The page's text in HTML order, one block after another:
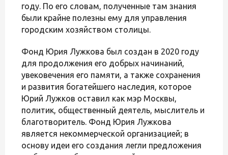
году. По его словам, полученные там знания
были крайне полезны ему для управления
городским хозяйством столицы.
Фонд Юрия Лужкова был создан в 2020 году
для продолжения его добрых начинаний,
увековечения его памяти, а также сохранения
и развития богатейшего наследия, которое
Юрий Лужков оставил как мэр Москвы,
политик, общественный деятель, мыслитель и
благотворитель. Фонд Юрия Лужкова
является некоммерческой организацией; в
основу идеи его создания легли предложения